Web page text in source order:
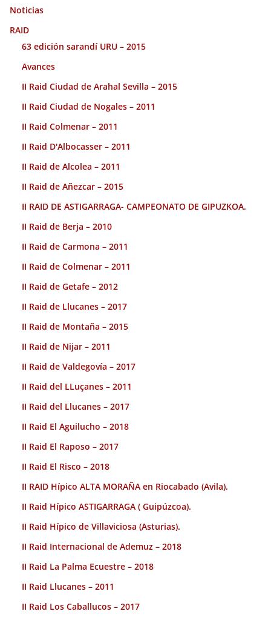
Noticias
RAID
63 edición sarandí URU – 2015
Avances
II Raid Ciudad de Arahal Sevilla – 2015
II Raid Ciudad de Nogales – 2011
II Raid Colmenar – 2011
II Raid D'Albocasser – 2011
II Raid de Alcolea – 2011
II Raid de Añezcar – 2015
II RAID DE ASTIGARRAGA- CAMPEONATO DE GIPUZKOA.
II Raid de Berja – 2010
II Raid de Carmona – 2011
II Raid de Colmenar – 2011
II Raid de Getafe – 2012
II Raid de Llucanes – 2017
II Raid de Montaña – 2015
II Raid de Nijar – 2011
II Raid de Valdegovía – 2017
II Raid del LLuçanes – 2011
II Raid del Llucanes – 2017
II Raid El Aguilucho – 2018
II Raid El Raposo – 2017
II Raid El Risco – 2018
II RAID Hípico ALTA MORAÑA en Riocabado (Avila).
II Raid Hípico ASTIGARRAGA ( Guipúzcoa).
II Raid Hípico de Villaviciosa (Asturias).
II Raid Internacional de Ademuz – 2018
II Raid La Palma Ecuestre – 2018
II Raid Llucanes – 2011
II Raid Los Caballucos – 2017